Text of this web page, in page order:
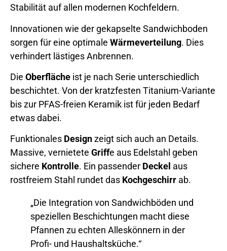
Stabilität auf allen modernen Kochfeldern.
Innovationen wie der gekapselte Sandwichboden
sorgen für eine optimale Wärmeverteilung. Dies
verhindert lästiges Anbrennen.
Die Oberfläche ist je nach Serie unterschiedlich
beschichtet. Von der kratzfesten Titanium-Variante
bis zur PFAS-freien Keramik ist für jeden Bedarf
etwas dabei.
Funktionales Designzeigt sich auch an Details.
Massive, vernietete Griffe aus Edelstahl geben
sichere Kontrolle. Ein passender Deckel aus
rostfreiem Stahl rundet das Kochgeschirr ab.
„Die Integration von Sandwichböden und
speziellen Beschichtungen macht diese
Pfannen zu echten Alleskönnern in der
Profi- und Haushaltsküche.“